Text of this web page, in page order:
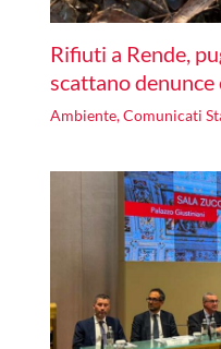
Rifiuti a Rende,
scattano
Ambiente,Comunicati